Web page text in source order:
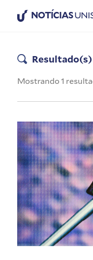
NOTÍCIAS
Mostrando 1